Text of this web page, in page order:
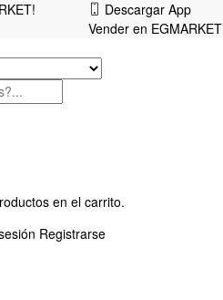
Descargar App
Vender en EGMARKET
en el carrito.
Registrarse